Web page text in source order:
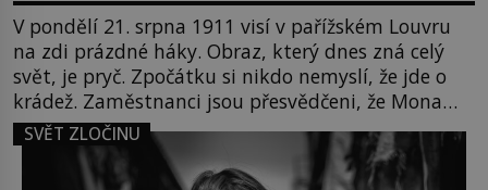
V pondělí 21. srpna 1911 visí v pařížském Louvru
na zdi prázdné háky. Obraz, který dnes zná celý
svět, je pryč. Zpočátku si nikdo nemyslí, že jde o
krádež. Zaměstnanci jsou přesvědčeni, že Mona
Lisa je jen v restaurátorské dílně nebo u fotografa.
Když se ukáže pravda, propukne jeden z největších
honů na zloděje v […]
SVĚT ZLOČINU